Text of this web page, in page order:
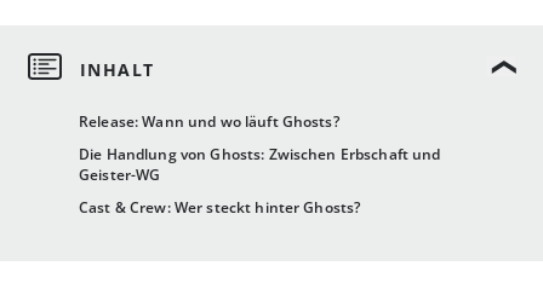
Release: Wann und wo läuft Ghosts?
Die Handlung von Ghosts: Zwischen Erbschaft und
Geister-WG
Cast & Crew: Wer steckt hinter Ghosts?